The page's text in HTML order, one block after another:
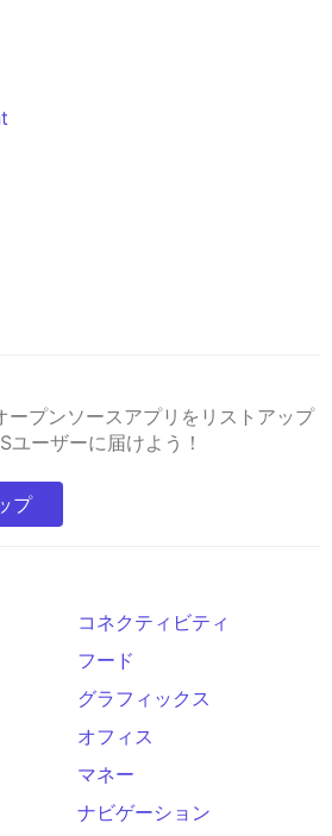
ープンソースアプリをリストアップ
ユーザーに届けよう！
プ
コネクティビティ
フード
グラフィックス
オフィス
マネー
ナビゲーション